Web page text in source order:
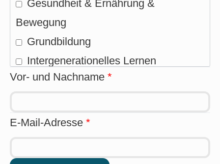
Gesundheit & Ernährung &
Bewegung
Grundbildung
Intergenerationelles Lernen
Interkulturelles Lernen
Kunst & Musik & Kultur
Demokratiebildung
Vor- und Nachname *
E-Mail-Adresse *